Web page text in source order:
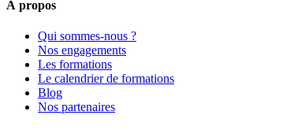
À propos
Qui sommes-nous ?
Nos engagements
Les formations
Le calendrier de formations
Blog
Nos partenaires